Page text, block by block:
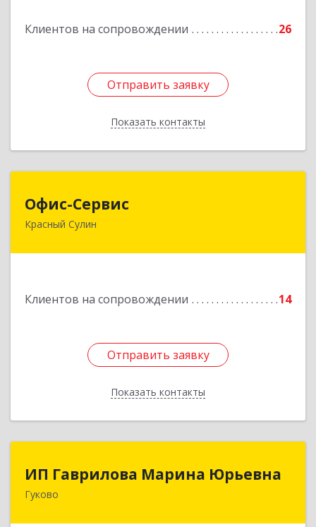
Клиентов на сопровождении 26
Отправить заявку
Показать контакты
Отправить заявку
Назад
Офис-Сервис
Красный Сулин
Клиентов на сопровождении 14
Отправить заявку
Показать контакты
346350, Ростовская обл, р-н Красносулинский,
Отправить заявку
Назад
ИП Гаврилова Марина Юрьевна
Гуково